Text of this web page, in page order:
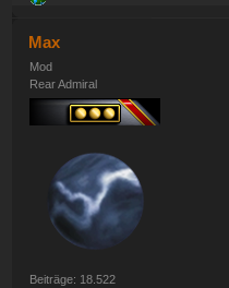
Max
Mod
Rear Admiral
Beiträge: 18.522